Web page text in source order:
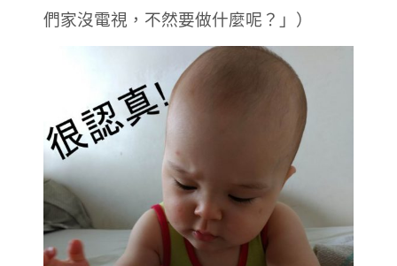
們家沒電視，不然要做什麼呢？」）